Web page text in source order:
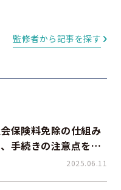
監修者から記事を探す
保険料免除の仕組み
手続きの注意点を解
2025.06.11